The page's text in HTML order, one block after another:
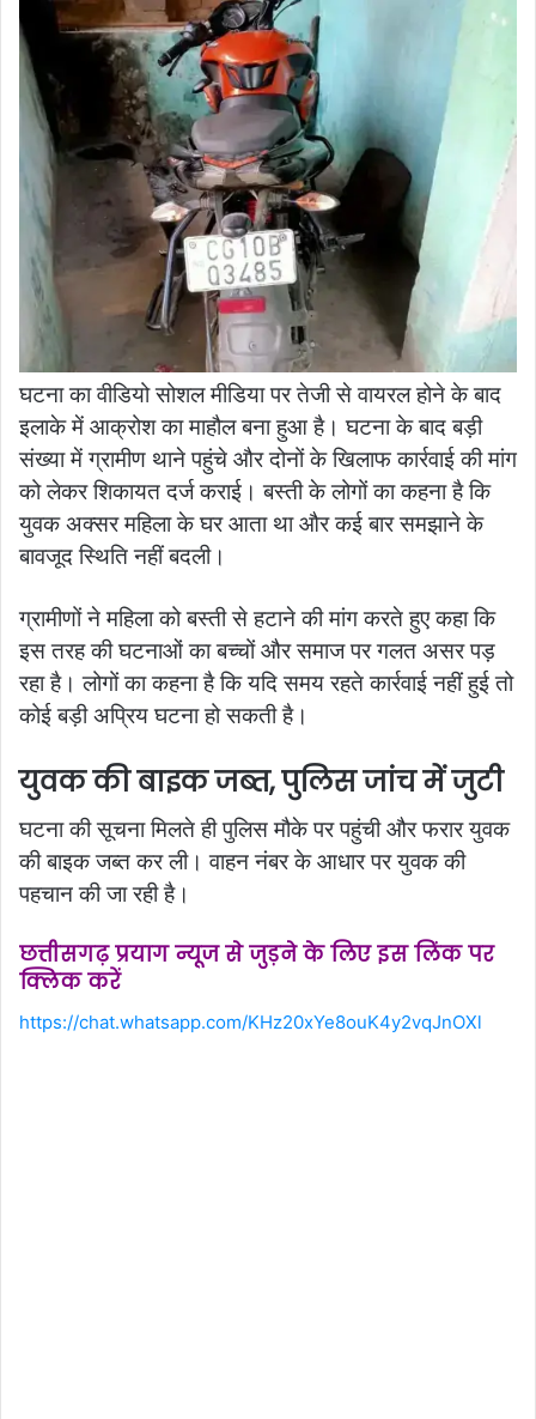
घटना का वीडियो सोशल मीडिया पर तेजी से वायरल होने के बाद
इलाके में आक्रोश का माहौल बना हुआ है। घटना के बाद बड़ी
संख्या में ग्रामीण थाने पहुंचे और दोनों के खिलाफ कार्रवाई की मांग
को लेकर शिकायत दर्ज कराई। बस्ती के लोगों का कहना है कि
युवक अक्सर महिला के घर आता था और कई बार समझाने के
बावजूद स्थिति नहीं बदली।
ग्रामीणों ने महिला को बस्ती से हटाने की मांग करते हुए कहा कि
इस तरह की घटनाओं का बच्चों और समाज पर गलत असर पड़
रहा है। लोगों का कहना है कि यदि समय रहते कार्रवाई नहीं हुई तो
कोई बड़ी अप्रिय घटना हो सकती है।
युवक की बाइक जब्त, पुलिस जांच में जुटी
घटना की सूचना मिलते ही पुलिस मौके पर पहुंची और फरार युवक
की बाइक जब्त कर ली। वाहन नंबर के आधार पर युवक की
पहचान की जा रही है।
छत्तीसगढ़ प्रयाग न्यूज से जुड़ने के लिए इस लिंक पर
क्लिक करें
https://chat.whatsapp.com/KHz20xYe8ouK4y2vqJnOXl